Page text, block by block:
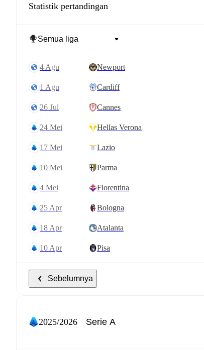
Statistik pertandingan
4 Agu Newport
1 Agu Cardiff
26 Jul Cannes
24 Mei Hellas Verona
17 Mei Lazio
10 Mei Parma
4 Mei Fiorentina
25 Apr Bologna
18 Apr Atalanta
10 Apr Pisa
Sebelumnya
2025/2026